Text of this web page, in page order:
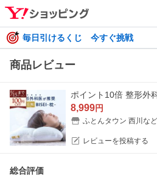
毎日引けるくじ 今すぐ挑戦
商品レビュー
8,999円
ふとんタウン 西川な
レビューを投稿する
総合評価